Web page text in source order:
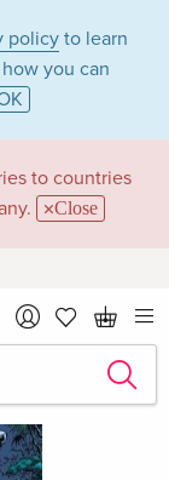
policy to learn
you can
to countries
Close